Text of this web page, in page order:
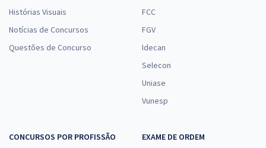
Histórias Visuais
Notícias de Concursos
Questões de Concurso
FCC
FGV
Idecan
Selecon
Uniase
Vunesp
CONCURSOS POR PROFISSÃO
EXAME DE ORDEM